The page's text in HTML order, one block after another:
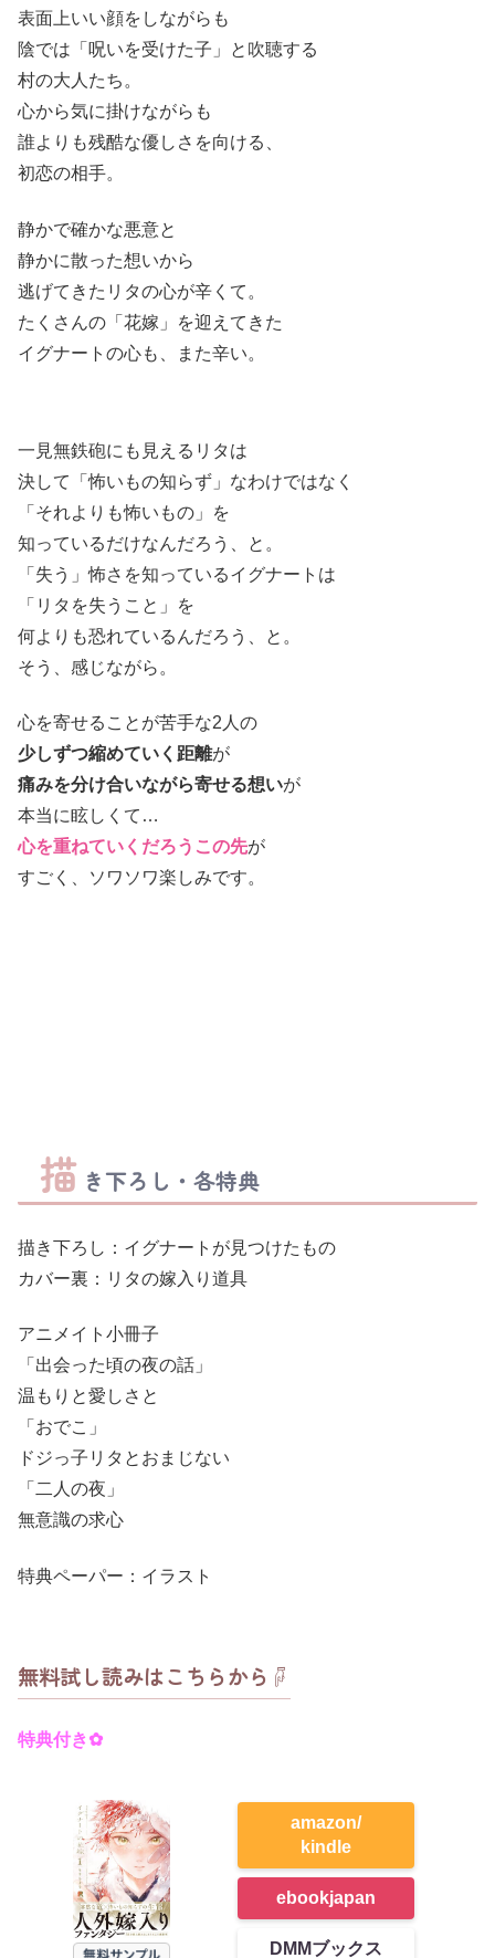
表面上いい顔をしながらも
陰では「呪いを受けた子」と吹聴する
村の大人たち。
心から気に掛けながらも
誰よりも残酷な優しさを向ける、
初恋の相手。
静かで確かな悪意と
静かに散った想いから
逃げてきたリタの心が辛くて。
たくさんの「花嫁」を迎えてきた
イグナートの心も、また辛い。
一見無鉄砲にも見えるリタは
決して「怖いもの知らず」なわけではなく
「それよりも怖いもの」を
知っているだけなんだろう、と。
「失う」怖さを知っているイグナートは
「リタを失うこと」を
何よりも恐れているんだろう、と。
そう、感じながら。
心を寄せることが苦手な2人の
少しずつ縮めていく距離が
痛みを分け合いながら寄せる想いが
本当に眩しくて…
心を重ねていくだろうこの先が
すごく、ソワソワ楽しみです。
描 き下ろし・各特典
描き下ろし：イグナートが見つけたもの
カバー裏：リタの嫁入り道具
アニメイト小冊子
「出会った頃の夜の話」
温もりと愛しさと
「おでこ」
ドジっ子リタとおまじない
「二人の夜」
無意識の求心
特典ペーパー：イラスト
無料試し読みはこちらから☟
特典付き✿
amazon/
kindle
ebookjapan
DMMブックス